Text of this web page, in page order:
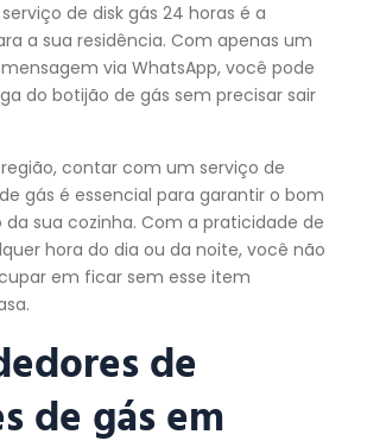
de disk gás 24 horas é a
a sua residência. Com apenas um
via WhatsApp, você pode
do botijão de gás sem precisar sair
contar com um serviço de
gás é essencial para garantir o bom
sua cozinha. Com a praticidade de
hora do dia ou da noite, você não
em ficar sem esse item
de
de gás em